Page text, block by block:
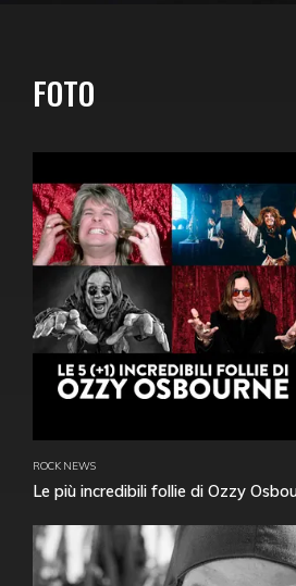
FOTO
ROCK NEWS
Le più incredibili follie di Ozzy